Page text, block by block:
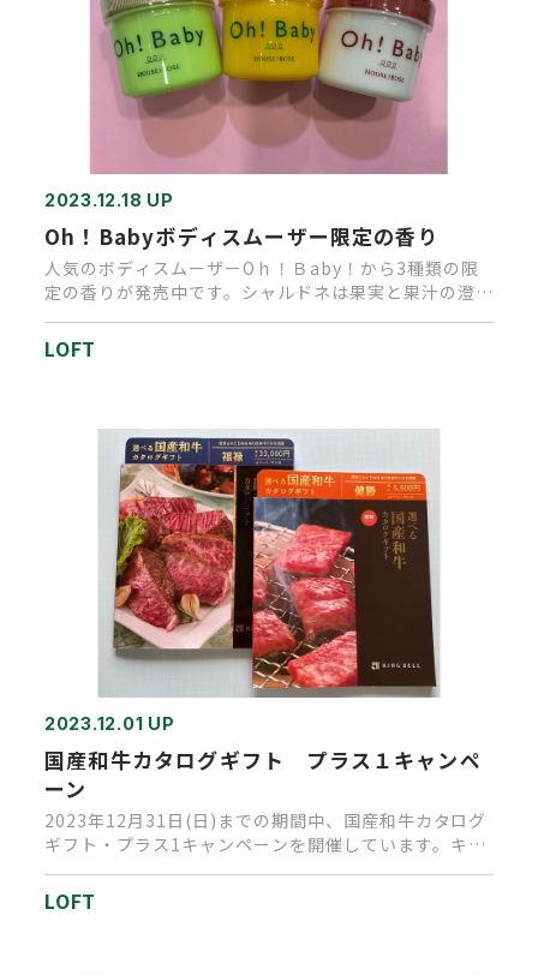
2023.12.18 UP
Oh！Babyボディスムーザー限定の香り
人気のボディスムーザーOｈ！Ｂaby！から3種類の限
定の香りが発売中です。シャルドネは果実と果汁の澄ん
だ香りですっきりフ…
LOFT
2023.12.01 UP
国産和牛カタログギフト プラス１キャンペ
ーン
2023年12月31日(日)までの期間中、国産和牛カタログ
ギフト・プラス1キャンペーンを開催しています。キャ
LOFT